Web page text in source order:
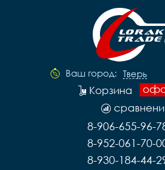
Ваш город: Тверь
Корзина
8-906-655-96-
8-952-061-70-
8-930-184-44-